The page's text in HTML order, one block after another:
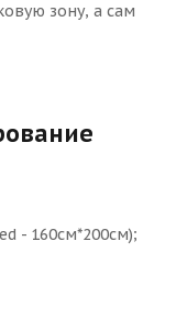
зону, а сам
- 160см*200см);